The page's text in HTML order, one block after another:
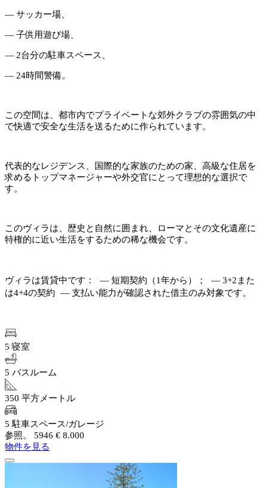
— サッカー場、
— 子供用遊び場、
— 2台分の駐車スペース、
— 24時間警備。
この空間は、都市内でプライベートな郊外クラブの雰囲気の中
で快適で安全な生活を送るために作られています。
代表的なレジデンス、国際的な家族のための家、高級な住居を
求めるトップマネージャーや外交官にとって理想的な選択で
す。
このヴィラは、歴史と自然に囲まれ、ローマとその文化遺産に
特権的に近い生活をするための稀な機会です。
ヴィラは賃貸中です： — 短期契約（1年から）； — 3+2また
は4+4の契約 — 支払い能力が確認された借主のみ対象です。
5 寝室
5 バスルーム
350 平方メートル
5 駐車スペース/ガレージ
参照。 5946 € 8.000
物件を見る